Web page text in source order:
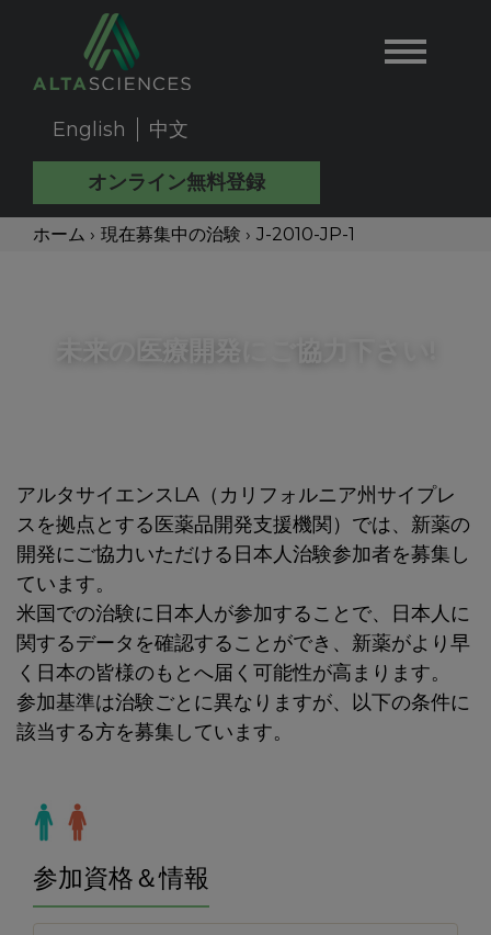
main
User
Account
Menu
English 中文
オンライン無料登録
Main
パ
ホーム › 現在募集中の治験 › J-2010-JP-1
未来の医療開発にご協力下さい!
アルタサイエンスLA（カリフォルニア州サイプレ
スを拠点とする医薬品開発支援機関）では、新薬の
開発にご協力いただける日本人治験参加者を募集し
ています。
米国での治験に日本人が参加することで、日本人に
関するデータを確認することができ、新薬がより早
く日本の皆様のもとへ届く可能性が高まります。
参加基準は治験ごとに異なりますが、以下の条件に
該当する方を募集しています。
参加資格＆情報